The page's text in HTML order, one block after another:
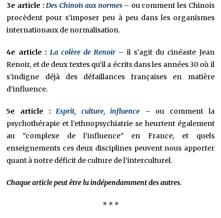
3e article :Des Chinois aux normes– ou comment les Chinois
procèdent pour s’imposer peu à peu dans les organismes
internationaux de normalisation.
4e article : La colère de Renoir – il s’agit du cinéaste Jean
Renoir, et de deux textes qu’il a écrits dans les années 30 où il
s’indigne déjà des défaillances françaises en matière
d’influence.
5e article :Esprit, culture, influence – ou comment la
psychothérapie et l’ethnopsychiatrie se heurtent également
au “complexe de l’influence” en France, et quels
enseignements ces deux disciplines peuvent nous apporter
quant à notre déficit de culture de l’interculturel.
Chaque article peut être lu indépendamment des autres.
* * *